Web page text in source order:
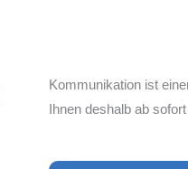
Kommunikation ist
Ihnen deshalb ab